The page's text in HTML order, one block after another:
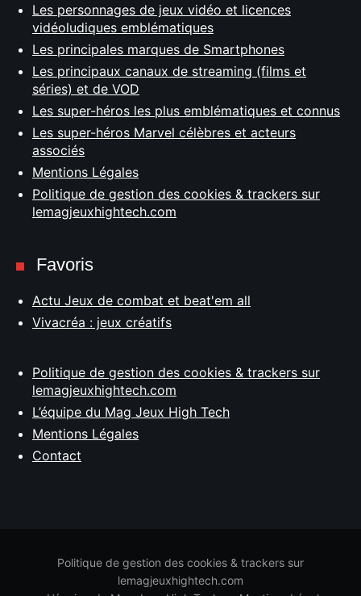
Les personnages de jeux vidéo et licences
vidéoludiques emblématiques
Les principales marques de Smartphones
Les principaux canaux de streaming (films et
séries) et de VOD
Les super-héros les plus emblématiques et connus
Les super-héros Marvel célèbres et acteurs
associés
Mentions Légales
Politique de gestion des cookies & trackers sur
lemagjeuxhightech.com
Favoris
Actu Jeux de combat et beat'em all
Vivacréa : jeux créatifs
Politique de gestion des cookies & trackers sur
lemagjeuxhightech.com
L’équipe du Mag Jeux High Tech
Mentions Légales
Contact
Politique de gestion des cookies & trackers sur
lemagjeuxhightech.com